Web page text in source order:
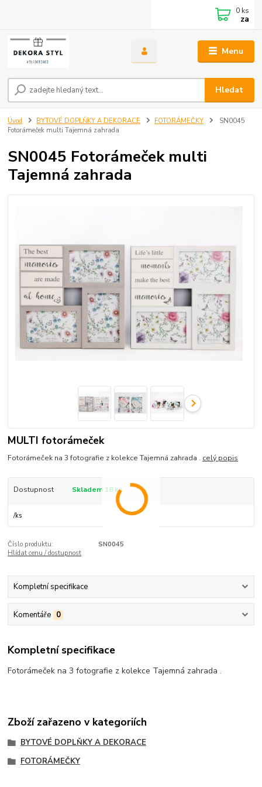
Menu
Hledat
0 ks
za
Úvod BYTOVÉ DOPLŇKY A DEKORACE FOTORÁMEČKY
SN0045
Fotorámeček multi Tajemná zahrada
SN0045 Fotorámeček multi
Tajemná zahrada
MULTI fotorámeček
Fotorámeček na 3 fotografie z kolekce Tajemná zahrada . celý popis
Dostupnost Skladem 18 ks
/ks
Číslo produktu:
SN0045
Hlídat cenu / dostupnost
Kompletní specifikace
Komentáře 0
Kompletní specifikace
Fotorámeček na 3 fotografie z kolekce Tajemná zahrada .
Zboží zařazeno v kategoriích
BYTOVÉ DOPLŇKY A DEKORACE
FOTORÁMEČKY